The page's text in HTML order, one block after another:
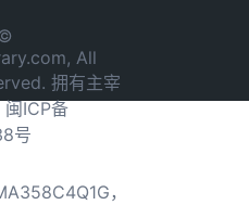
All
拥有主宰
闽ICP备
号
，